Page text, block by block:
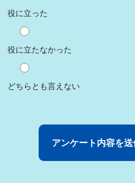
役に立った
役に立たなかった
どちらとも言えない